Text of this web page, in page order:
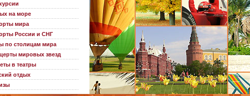
на море
мира
России и СНГ
по столицам мира
мировых звезд
в театры
отдых